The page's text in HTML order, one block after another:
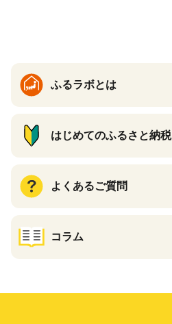
ふるラボとは
はじめてのふるさと納税
よくあるご質問
コラム